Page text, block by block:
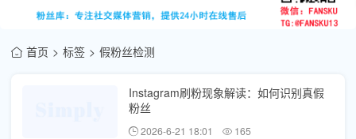
首页 标签 假粉丝检测
Instagram刷粉现象解读：如何识别真假
粉丝
2026-6-21 18:01 165